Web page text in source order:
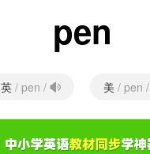
pen
英 / pen / 美 / pen /